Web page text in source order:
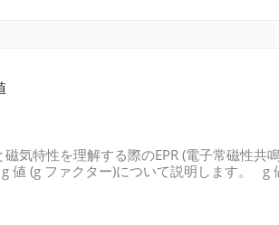
気特性を理解する際のEPR (電子常磁性共
値 (g ファクター)について説明します。
電子スピンが外部磁場と相互作用する程度